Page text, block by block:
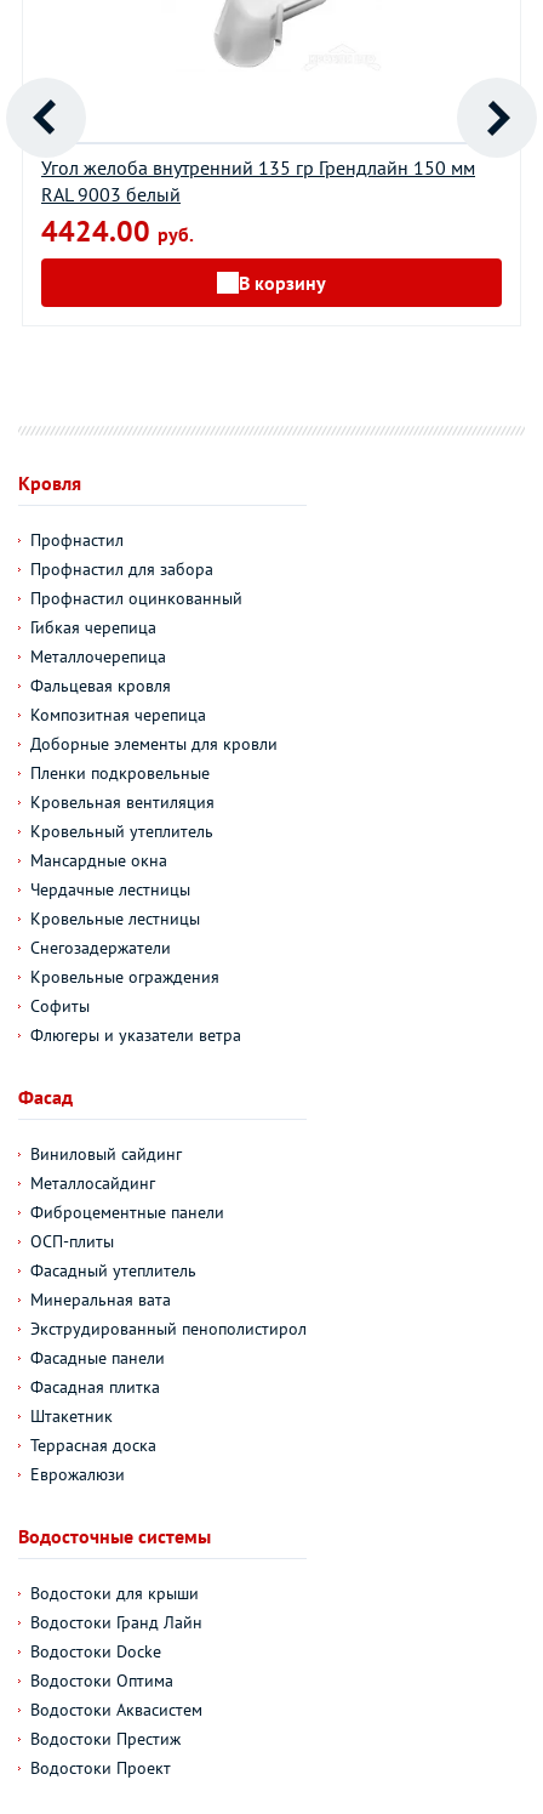
Угол желоба внутренний 135 гр Грендлайн 150 мм
RAL 9003 белый
4424.00 руб.
В корзину
Кровля
Профнастил
Профнастил для забора
Профнастил оцинкованный
Гибкая черепица
Металлочерепица
Фальцевая кровля
Композитная черепица
Доборные элементы для кровли
Пленки подкровельные
Кровельная вентиляция
Кровельный утеплитель
Мансардные окна
Чердачные лестницы
Кровельные лестницы
Снегозадержатели
Кровельные ограждения
Софиты
Флюгеры и указатели ветра
Фасад
Виниловый сайдинг
Металлосайдинг
Фиброцементные панели
ОСП-плиты
Фасадный утеплитель
Минеральная вата
Экструдированный пенополистирол
Фасадные панели
Фасадная плитка
Штакетник
Террасная доска
Еврожалюзи
Водосточные системы
Водостоки для крыши
Водостоки Гранд Лайн
Водостоки Docke
Водостоки Оптима
Водостоки Аквасистем
Водостоки Престиж
Водостоки Проект